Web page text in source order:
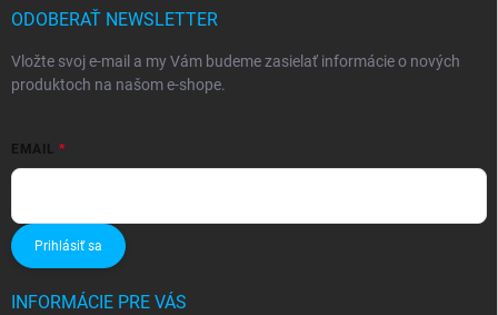
ODOBERAŤ NEWSLETTER
Vložte svoj e-mail a my Vám budeme zasielať informácie o nových
produktoch na našom e-shope.
EMAIL
Prihlásiť sa
INFORMÁCIE PRE VÁS